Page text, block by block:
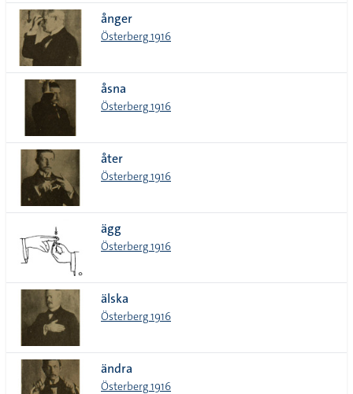
ånger
Österberg 1916
åsna
Österberg 1916
åter
Österberg 1916
ägg
Österberg 1916
älska
Österberg 1916
ändra
Österberg 1916